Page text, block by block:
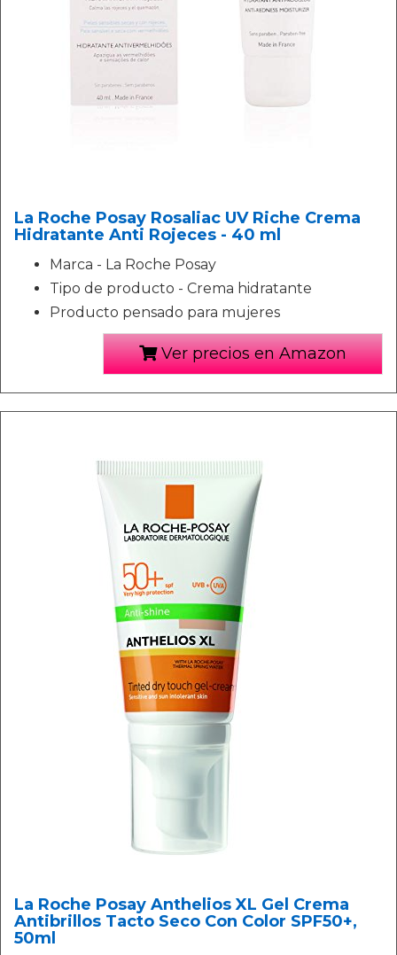
La Roche Posay Rosaliac UV Riche Crema
Hidratante Anti Rojeces - 40 ml
Marca - La Roche Posay
Tipo de producto - Crema hidratante
Producto pensado para mujeres
Ver precios en Amazon
La Roche Posay Anthelios XL Gel Crema
Antibrillos Tacto Seco Con Color SPF50+,
50ml